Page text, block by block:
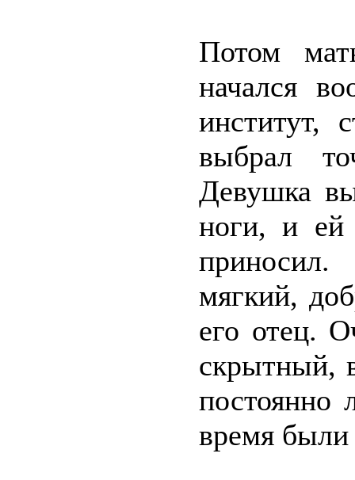
Потом
начался
институт,
выбрал
Девушка
ноги, и ей
приносил.
мягкий,
его отец.
скрытный,
постоянно
время были